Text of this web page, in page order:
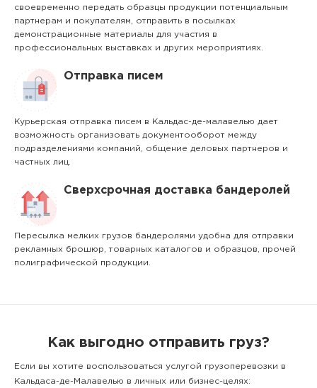
своевременно передать образцы продукции потенциальным
партнерам и покупателям, отправить в посылках
демонстрационные материалы для участия в
профессиональных выставках и других мероприятиях.
Отправка писем
Курьерская отправка писем в Кальдас-де-малавелью дает
возможность организовать документооборот между
подразделениями компаний, общение деловых партнеров и
частных лиц.
Сверхсрочная доставка бандеролей
Пересылка мелких грузов бандеролями удобна для отправки
рекламных брошюр, товарных каталогов и образцов, прочей
полиграфической продукции.
Как выгодно отправить груз?
Если вы хотите воспользоваться услугой грузоперевозки в
Кальдаса-де-Малавелью в личных или бизнес-целях: